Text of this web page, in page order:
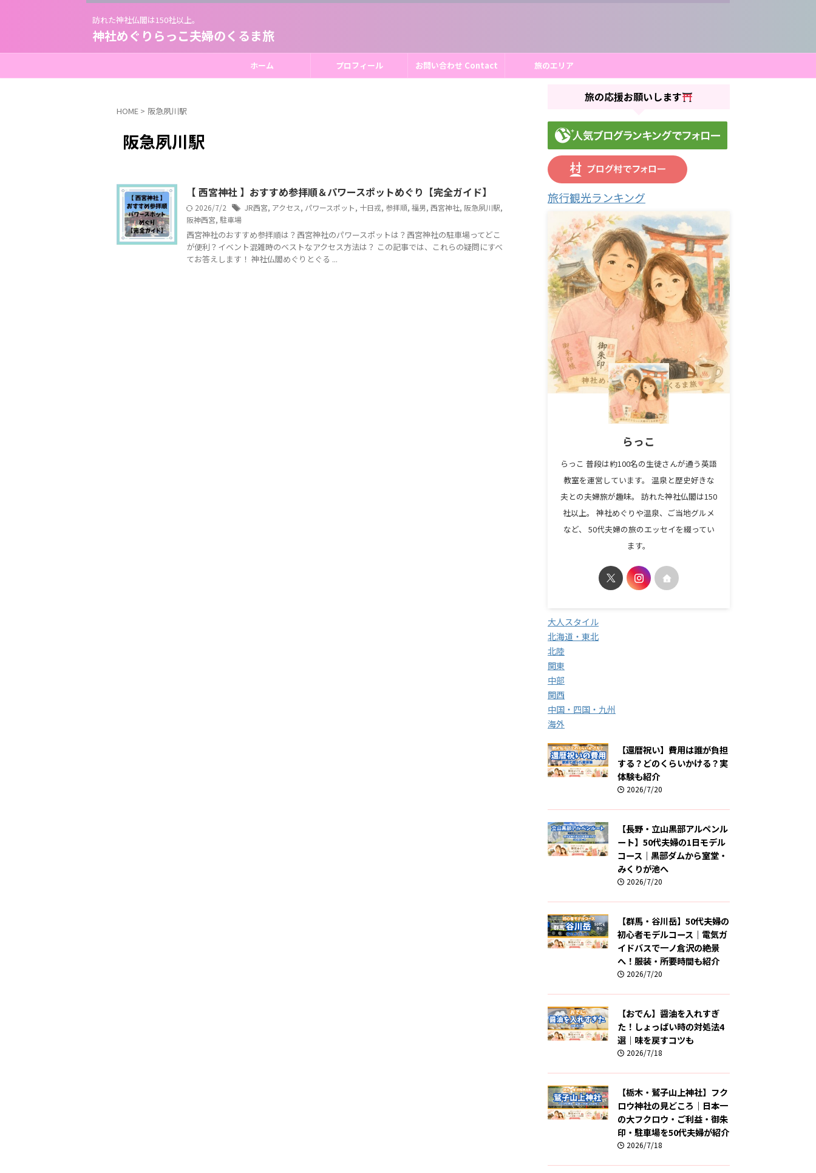
訪れた神社仏閣は150社以上。
神社めぐりらっこ夫婦のくるま旅
ホーム プロフィール お問い合わせ Contact 旅のエリア
HOME > 阪急夙川駅
阪急夙川駅
【 西宮神社 】おすすめ参拝順＆パワースポットめぐり【完全ガイド】
2026/7/2 JR西宮, アクセス, パワースポット, 十日戎, 参拝順, 福男, 西宮神社, 阪急夙川駅,
阪神西宮, 駐車場
西宮神社のおすすめ参拝順は？西宮神社のパワースポットは？西宮神社の駐車場ってどこ
が便利？イベント混雑時のベストなアクセス方法は？ この記事では、これらの疑問にすべ
てお答えします！ 神社仏閣めぐりとぐる ...
旅の応援お願いします
旅行観光ランキング
らっこ
らっこ 普段は約100名の生徒さんが通う英語
教室を運営しています。 温泉と歴史好きな
夫との夫婦旅が趣味。 訪れた神社仏閣は150
社以上。 神社めぐりや温泉、ご当地グルメ
など、 50代夫婦の旅のエッセイを綴ってい
ます。
大人スタイル
北海道・東北
北陸
関東
中部
関西
中国・四国・九州
海外
【還暦祝い】費用は誰が負担
する？どのくらいかける？実
体験も紹介
2026/7/20
【長野・立山黒部アルペンル
ート】50代夫婦の1日モデル
コース｜黒部ダムから室堂・
みくりが池へ
2026/7/20
【群馬・谷川岳】50代夫婦の
初心者モデルコース｜電気ガ
イドバスで一ノ倉沢の絶景
へ！服装・所要時間も紹介
2026/7/20
【おでん】醤油を入れすぎ
た！しょっぱい時の対処法4
選｜味を戻すコツも
2026/7/18
【栃木・鷲子山上神社】フク
ロウ神社の見どころ｜日本一
の大フクロウ・ご利益・御朱
印・駐車場を50代夫婦が紹介
2026/7/18